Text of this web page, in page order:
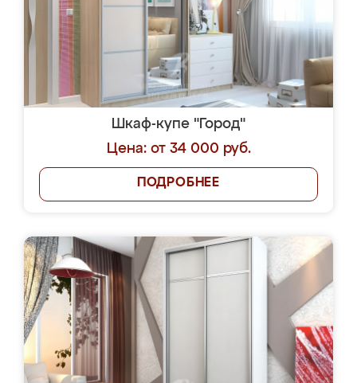
Шкаф-купе "Город"
Цена: от 34 000 руб.
ПОДРОБНЕЕ